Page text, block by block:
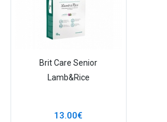
Brit Care Senior
Lamb&Rice
13.00€